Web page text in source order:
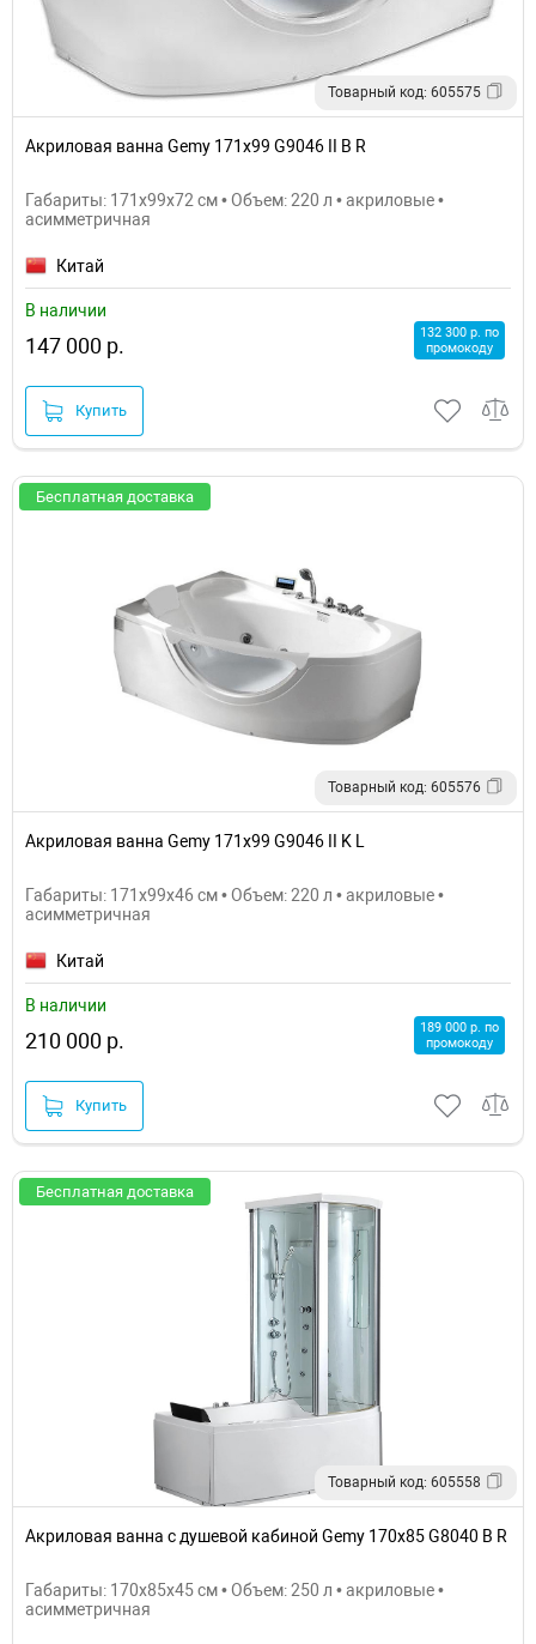
Товарный код: 605575
Акриловая ванна Gemy 171x99 G9046 II B R
Габариты: 171x99x72 см • Объем: 220 л • акриловые •
асимметричная
Китай
В наличии
147 000 р.
132 300 р. по
промокоду
Купить
Бесплатная доставка
Товарный код: 605576
Акриловая ванна Gemy 171x99 G9046 II K L
Габариты: 171x99x46 см • Объем: 220 л • акриловые •
асимметричная
Китай
В наличии
210 000 р.
189 000 р. по
промокоду
Купить
Бесплатная доставка
Товарный код: 605558
Акриловая ванна с душевой кабиной Gemy 170x85 G8040 B R
Габариты: 170x85x45 см • Объем: 250 л • акриловые •
асимметричная